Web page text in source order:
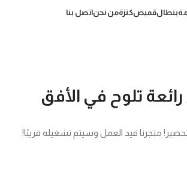
بنطالقميصكنزةمن نحناتصل بنا
تلوح في الأفق
متجرنا قيد العمل وسيتم تشغيله قريبًا!